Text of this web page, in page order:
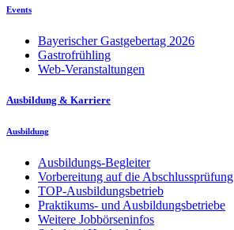
Events
Bayerischer Gastgebertag 2026
Gastrofrühling
Web-Veranstaltungen
Ausbildung & Karriere
Ausbildung
Ausbildungs-Begleiter
Vorbereitung auf die Abschlussprüfung
TOP-Ausbildungsbetrieb
Praktikums- und Ausbildungsbetriebe
Weitere Jobbörseninfos